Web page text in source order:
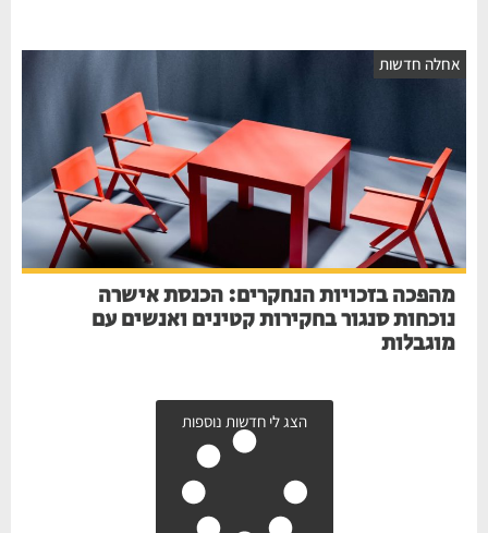
חדשות
מהפכה בזכויות הנחקרים: הכנסת אישרה
נוכחות סנגור בחקירות קטינים ואנשים עם
מוגבלות
הצג לי חדשות נוספות